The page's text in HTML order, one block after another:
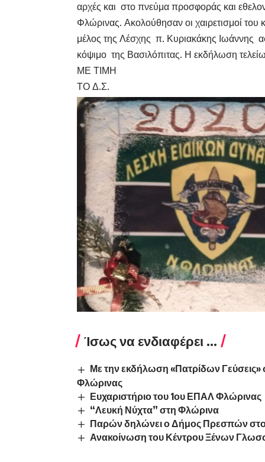
αρχές και στο πνεύμα προσφοράς και
Φλώρινας. Ακολούθησαν οι χαιρετισμοί του
μέλος της Λέσχης π. Κυριακάκης Ιωάννης
κόψιμο της Βασιλόπιτας. Η εκδήλωση
ΜΕ ΤΙΜΗ
ΤΟ Δ.Σ.
Ίσως να ενδιαφέρει ...
Με την εκδήλωση «Πατρίδων Γεύσεις»
Φλώρινας
Ευχαριστήριο του 1ου ΕΠΑΛ Φλώρινας
“Λευκή Νύχτα” στη Φλώρινα
Παρών δηλώνει ο Δήμος Πρεσπών στο
Ανακοίνωση του Κέντρου Ξένων